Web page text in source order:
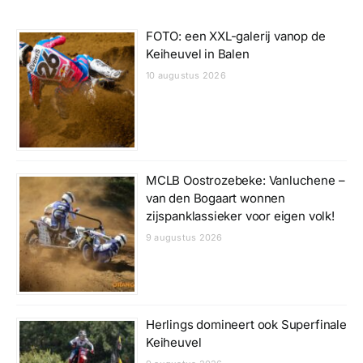
FOTO: een XXL-galerij vanop de
Keiheuvel in Balen
10 augustus 2026
MCLB Oostrozebeke: Vanluchene –
van den Bogaart wonnen
zijspanklassieker voor eigen volk!
9 augustus 2026
Herlings domineert ook Superfinale
Keiheuvel